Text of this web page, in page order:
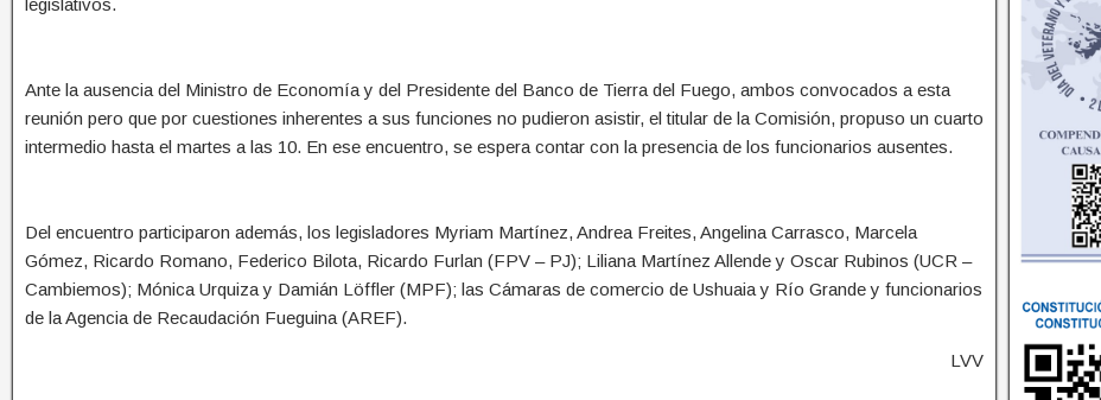
legislativos.
Ante la ausencia del Ministro de Economía y del Presidente del Banco de Tierra del Fuego, ambos convocados a esta
reunión pero que por cuestiones inherentes a sus funciones no pudieron asistir, el titular de la Comisión, propuso un cuarto
intermedio hasta el martes a las 10. En ese encuentro, se espera contar con la presencia de los funcionarios ausentes.
Del encuentro participaron además, los legisladores Myriam Martínez, Andrea Freites, Angelina Carrasco, Marcela
Gómez, Ricardo Romano, Federico Bilota, Ricardo Furlan (FPV – PJ); Liliana Martínez Allende y Oscar Rubinos (UCR –
Cambiemos); Mónica Urquiza y Damián Löffler (MPF); las Cámaras de comercio de Ushuaia y Río Grande y funcionarios
de la Agencia de Recaudación Fueguina (AREF).
LVV